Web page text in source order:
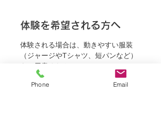
体験を希望される方へ
体験される場合は、動きやすい服装
（ジャージやTシャツ、短パンなど）
をご用意ください。
Phone Email